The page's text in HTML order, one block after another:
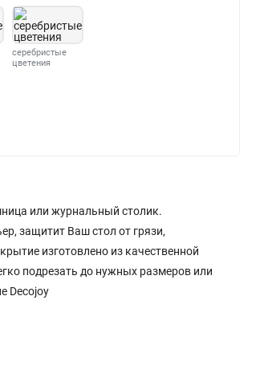
серебристые
цветения
или журнальный столик.
защитит Ваш стол от грязи,
изготовлено из качественной
подрезать до нужных размеров или
Decojoy